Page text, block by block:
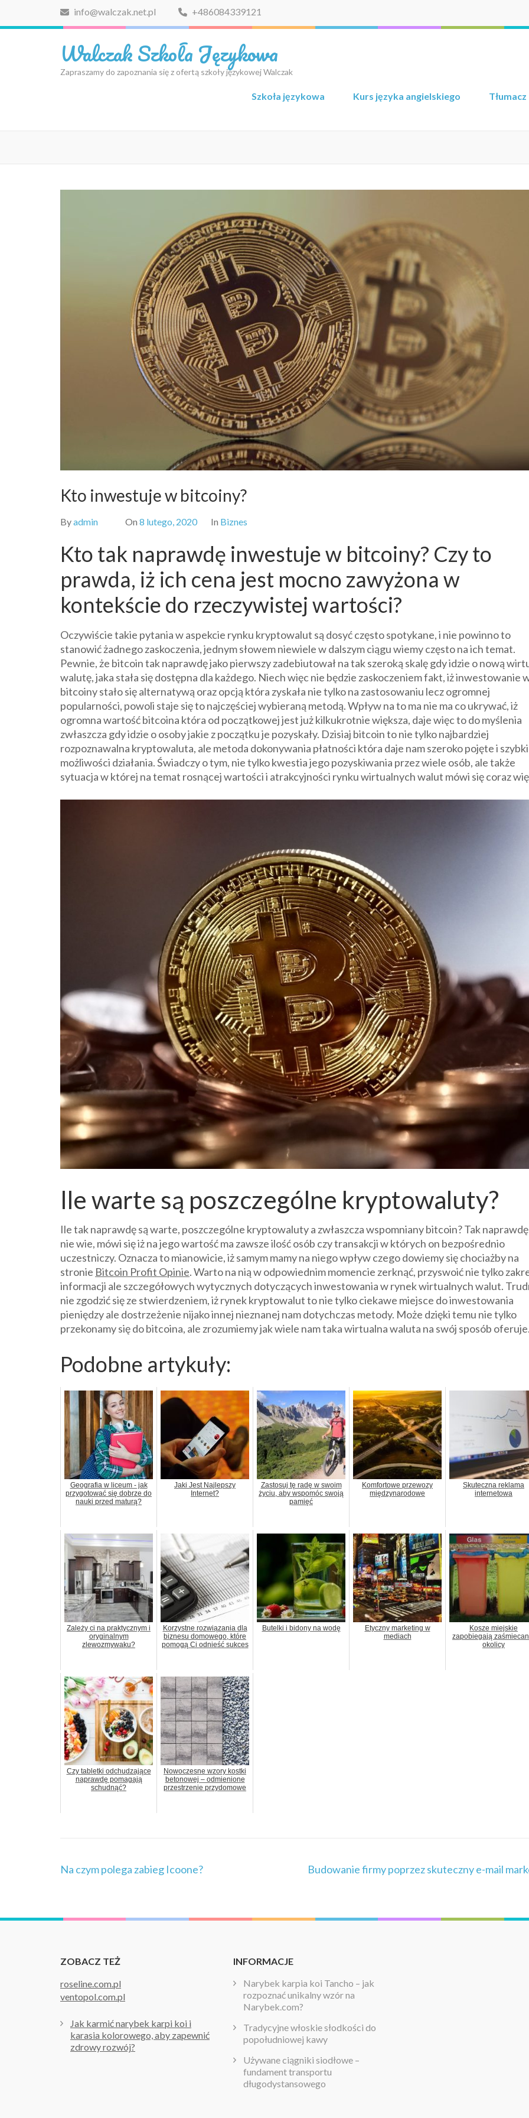
info@walczak.net.pl +486084339121
Walczak Szkoła Językowa
Zapraszamy do zapoznania się z ofertą szkoły językowej Walczak
Szkoła językowa Kurs języka angielskiego
Kto inwestuje w bitcoiny?
Byadmin On 8 lutego, 2020 In Biznes
Kto tak naprawdę inwestuje w bitcoiny? Czy to
prawda, iż ich cena jest mocno zawyżona w
kontekście do rzeczywistej wartości?
Oczywiście takie pytania w aspekcie rynku kryptowalut są dosyć często spotykane, i nie powinno to
stanowić żadnego zaskoczenia, jednym słowem niewiele w dalszym ciągu wiemy często na ich temat.
Pewnie, że bitcoin tak naprawdę jako pierwszy zadebiutował na tak szeroką skalę gdy idzie o nową
walutę, jaka stała się dostępna dla każdego. Niech więc nie będzie zaskoczeniem fakt, iż inwestowanie
bitcoiny stało się alternatywą oraz opcją która zyskała nie tylko na zastosowaniu lecz ogromnej
popularności, powoli staje się to najczęściej wybieraną metodą. Wpływ na to ma nie ma co ukrywać, iż
ogromna wartość bitcoina która od początkowej jest już kilkukrotnie większa, daje więc to do myślenia
zwłaszcza gdy idzie o osoby jakie z początku je pozyskały. Dzisiaj bitcoin to nie tylko najbardziej
rozpoznawalna kryptowaluta, ale metoda dokonywania płatności która daje nam szeroko pojęte i
możliwości działania. Świadczy o tym, nie tylko kwestia jego pozyskiwania przez wiele osób, ale także
sytuacja w której na temat rosnącej wartości i atrakcyjności rynku wirtualnych walut mówi się coraz
Ile warte są poszczególne kryptowaluty?
Ile tak naprawdę są warte, poszczególne kryptowaluty a zwłaszcza wspomniany bitcoin? Tak
nie wie, mówi się iż na jego wartość ma zawsze ilość osób czy transakcji w których on bezpośrednio
uczestniczy. Oznacza to mianowicie, iż samym mamy na niego wpływ czego dowiemy się chociażby na
stronie Bitcoin Profit Opinie. Warto na nią w odpowiednim momencie zerknąć, przyswoić nie tylko
informacji ale szczegółowych wytycznych dotyczących inwestowania w rynek wirtualnych walut.
nie zgodzić się ze stwierdzeniem, iż rynek kryptowalut to nie tylko ciekawe miejsce do inwestowania
pieniędzy ale dostrzeżenie nijako innej nieznanej nam dotychczas metody. Może dzięki temu nie tylko
przekonamy się do bitcoina, ale zrozumiemy jak wiele nam taka wirtualna waluta na swój sposób
Podobne artykuły:
Geografia w liceum - jak
przygotować się dobrze do
nauki przed maturą?
Jaki Jest Najlepszy
Internet?
Zastosuj tę radę w swoim
życiu, aby wspomóc swoją
pamięć
Komfortowe przewozy
międzynarodowe
Skuteczna reklama
internetowa
Zależy ci na praktycznym i
oryginalnym
zlewozmywaku?
Korzystne rozwiązania dla
biznesu domowego, które
pomogą Ci odnieść sukces
Butelki i bidony na wodę
Etyczny marketing w
mediach
Kosze miejskie
zapobiegają
okolicy
Czy tabletki odchudzające
naprawdę pomagają
schudnąć?
Nowoczesne wzory kostki
betonowej – odmienione
przestrzenie przydomowe
Nawigacja
Na czym polega zabieg Icoone? Budowanie firmy poprzez skuteczny e-mail
ZOBACZ TEŻ
roseline.com.pl
ventopol.com.pl
Jak karmić narybek karpi koi i
karasia kolorowego, aby zapewnić
zdrowy rozwój?
INFORMACJE
Narybek karpia koi Tancho – jak
rozpoznać unikalny wzór na
Narybek.com?
Tradycyjne włoskie słodkości do
popołudniowej kawy
Używane ciągniki siodłowe –
fundament transportu
długodystansowego